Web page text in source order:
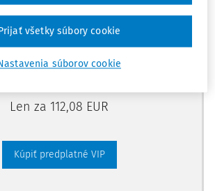
odborný obsah portálu
nástroje: vzory, smart
knižnica
Len za 112,08 EUR
Kúpiť predplatné VIP
súborov cookie
všetky súbory cookie